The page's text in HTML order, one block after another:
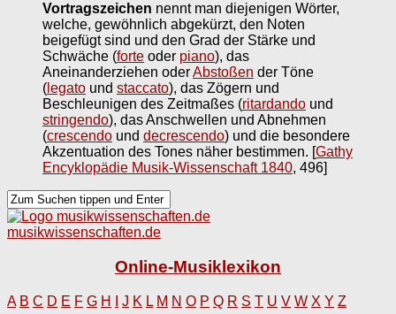
Vortragszeichen nennt man diejenigen Wörter,
welche, gewöhnlich abgekürzt, den Noten
beigefügt sind und den Grad der Stärke und
Schwäche (forte oder piano), das
Aneinanderziehen oderAbstoßen der Töne
( legato und staccato), das Zögern und
Beschleunigen des Zeitmaßes (ritardando und
stringendo), das Anschwellen und Abnehmen
(crescendo und decrescendo) und die besondere
Akzentuation des Tones näher bestimmen. [Gathy
Encyklopädie Musik-Wissenschaft 1840, 496]
musikwissenschaften.de
Online-Musiklexikon
A B C D E F G H J K L M N O P Q R S T U V W X Y Z